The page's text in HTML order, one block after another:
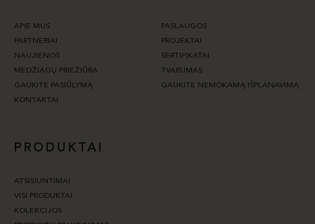
APIE MUS
PASLAUGOS
PARTNERIAI
PROJEKTAI
NAUJIENOS
SERTIFIKATAI
MEDŽIAGŲ PRIEŽIŪRA
TVARUMAS
GAUKITE PASIŪLYMĄ
GAUKITE NEMOKAMĄ IŠPLANAVIMĄ
KONTAKTAI
PRODUKTAI
ATSISIUNTIMAI
VISI PRODUKTAI
KOLEKCIJOS